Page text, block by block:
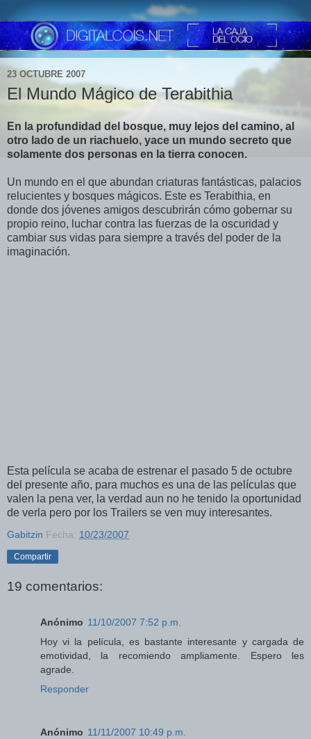
23 OCTUBRE 2007
El Mundo Mágico de Terabithia
En la profundidad del bosque, muy lejos del camino, al
otro lado de un riachuelo, yace un mundo secreto que
solamente dos personas en la tierra conocen.
Un mundo en el que abundan criaturas fantásticas, palacios
relucientes y bosques mágicos. Este es Terabithia, en
donde dos jóvenes amigos descubrirán cómo gobernar su
propio reino, luchar contra las fuerzas de la oscuridad y
cambiar sus vidas para siempre a través del poder de la
imaginación.
Esta película se acaba de estrenar el pasado 5 de octubre
del presente año, para muchos es una de las películas que
valen la pena ver, la verdad aun no he tenido la oportunidad
de verla pero por los Trailers se ven muy interesantes.
Gabitzin Fecha: 10/23/2007
Compartir
19 comentarios:
Anónimo 11/10/2007 7:52 p.m.
Hoy vi la película, es bastante interesante y cargada de
emotividad, la recomiendo ampliamente. Espero les
agrade.
Responder
Anónimo 11/11/2007 10:49 p.m.